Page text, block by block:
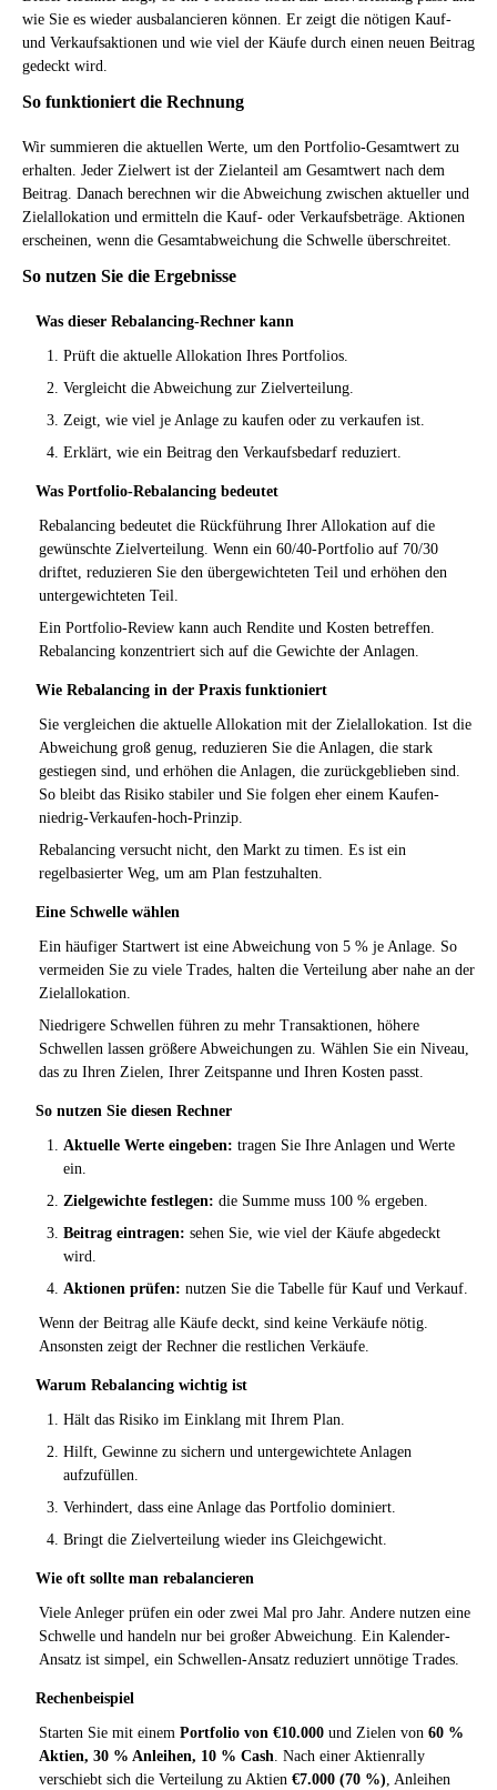
wie Sie es wieder ausbalancieren können. Er zeigt die nötigen Kauf-
und Verkaufsaktionen und wie viel der Käufe durch einen neuen Beitrag
gedeckt wird.
So funktioniert die Rechnung
Wir summieren die aktuellen Werte, um den Portfolio-Gesamtwert zu
erhalten. Jeder Zielwert ist der Zielanteil am Gesamtwert nach dem
Beitrag. Danach berechnen wir die Abweichung zwischen aktueller und
Zielallokation und ermitteln die Kauf- oder Verkaufsbeträge. Aktionen
erscheinen, wenn die Gesamtabweichung die Schwelle überschreitet.
So nutzen Sie die Ergebnisse
Was dieser Rebalancing-Rechner kann
Prüft die aktuelle Allokation Ihres Portfolios.
Vergleicht die Abweichung zur Zielverteilung.
Zeigt, wie viel je Anlage zu kaufen oder zu verkaufen ist.
Erklärt, wie ein Beitrag den Verkaufsbedarf reduziert.
Was Portfolio-Rebalancing bedeutet
Rebalancing bedeutet die Rückführung Ihrer Allokation auf die
gewünschte Zielverteilung. Wenn ein 60/40-Portfolio auf 70/30
driftet, reduzieren Sie den übergewichteten Teil und erhöhen den
untergewichteten Teil.
Ein Portfolio-Review kann auch Rendite und Kosten betreffen.
Rebalancing konzentriert sich auf die Gewichte der Anlagen.
Wie Rebalancing in der Praxis funktioniert
Sie vergleichen die aktuelle Allokation mit der Zielallokation. Ist die
Abweichung groß genug, reduzieren Sie die Anlagen, die stark
gestiegen sind, und erhöhen die Anlagen, die zurückgeblieben sind.
So bleibt das Risiko stabiler und Sie folgen eher einem Kaufen-
niedrig-Verkaufen-hoch-Prinzip.
Rebalancing versucht nicht, den Markt zu timen. Es ist ein
regelbasierter Weg, um am Plan festzuhalten.
Eine Schwelle wählen
Ein häufiger Startwert ist eine Abweichung von 5 % je Anlage. So
vermeiden Sie zu viele Trades, halten die Verteilung aber nahe an der
Zielallokation.
Niedrigere Schwellen führen zu mehr Transaktionen, höhere
Schwellen lassen größere Abweichungen zu. Wählen Sie ein Niveau,
das zu Ihren Zielen, Ihrer Zeitspanne und Ihren Kosten passt.
So nutzen Sie diesen Rechner
Aktuelle Werte eingeben: tragen Sie Ihre Anlagen und Werte
ein.
Zielgewichte festlegen: die Summe muss 100 % ergeben.
Beitrag eintragen: sehen Sie, wie viel der Käufe abgedeckt
wird.
Aktionen prüfen: nutzen Sie die Tabelle für Kauf und Verkauf.
Wenn der Beitrag alle Käufe deckt, sind keine Verkäufe nötig.
Ansonsten zeigt der Rechner die restlichen Verkäufe.
Warum Rebalancing wichtig ist
Hält das Risiko im Einklang mit Ihrem Plan.
Hilft, Gewinne zu sichern und untergewichtete Anlagen
aufzufüllen.
Verhindert, dass eine Anlage das Portfolio dominiert.
Bringt die Zielverteilung wieder ins Gleichgewicht.
Wie oft sollte man rebalancieren
Viele Anleger prüfen ein oder zwei Mal pro Jahr. Andere nutzen eine
Schwelle und handeln nur bei großer Abweichung. Ein Kalender-
Ansatz ist simpel, ein Schwellen-Ansatz reduziert unnötige Trades.
Rechenbeispiel
Starten Sie mit einem Portfolio von €10.000 und Zielen von 60 %
Aktien, 30 % Anleihen, 10 % Cash . Nach einer Aktienrally
verschiebt sich die Verteilung zu Aktien €7.000 (70 %) , Anleihen